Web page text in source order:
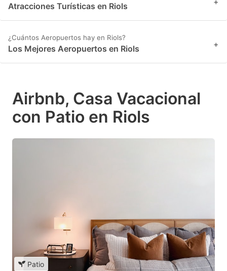
Atracciones Turísticas en Riols
¿Cuántos Aeropuertos hay en Riols?
Los Mejores Aeropuertos en Riols +
Airbnb, Casa Vacacional
con Patio en Riols
Patio